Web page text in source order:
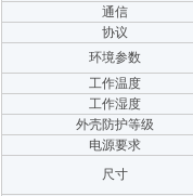
通信
协议
环境参数
工作温度
工作湿度
外壳防护等级
电源要求
尺寸